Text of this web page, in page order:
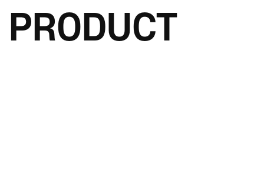
PRODUCT